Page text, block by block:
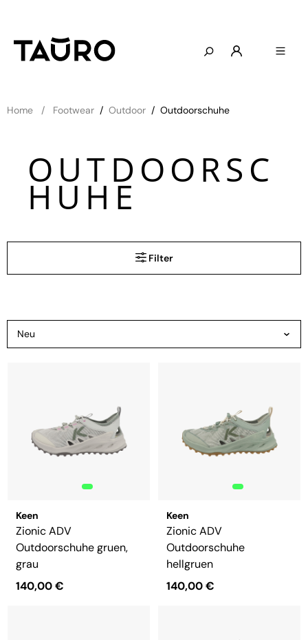
Home Footwear / Outdoor / Outdoorschuhe
OUTDOORSC
HUHE
Filter
Keen
Zionic ADV
Outdoorschuhe gruen,
grau
140,00 €
Keen
Zionic ADV
Outdoorschuhe
hellgruen
140,00 €